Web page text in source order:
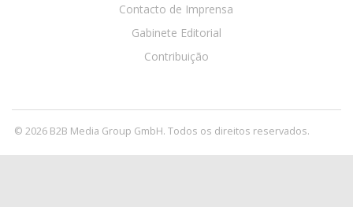
Contacto de Imprensa
Gabinete Editorial
Contribuição
© 2026 B2B Media Group GmbH. Todos os direitos reservados.